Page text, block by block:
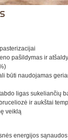
pašildymas ir
būti naudojamas
ligas sukeliančių
ir aukštai
veiklą
energijos